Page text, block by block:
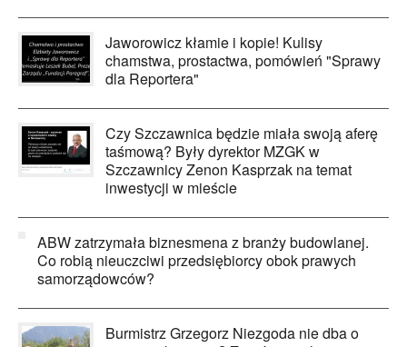
Jaworowicz kłamie i kopie! Kulisy
chamstwa, prostactwa, pomówień "Sprawy
dla Reportera"
Czy Szczawnica będzie miała swoją aferę
taśmową? Były dyrektor MZGK w
Szczawnicy Zenon Kasprzak na temat
inwestycji w mieście
ABW zatrzymała biznesmena z branży budowlanej.
Co robią nieuczciwi przedsiębiorcy obok prawych
samorządowców?
Burmistrz Grzegorz Niezgoda nie dba o